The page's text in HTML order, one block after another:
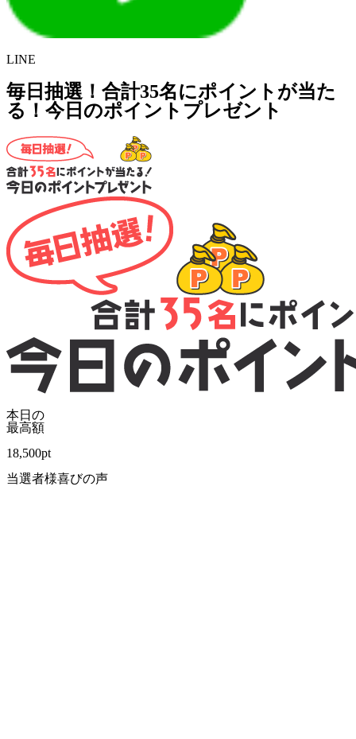
LINE
毎日抽選！合計35名にポイントが当た
る！今日のポイントプレゼント
本日の
最高額
18,500pt
当選者様喜びの声